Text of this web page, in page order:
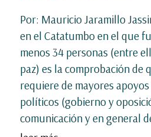
Por: Mauricio Jaramillo
en el Catatumbo en el que
menos 34 personas (entre
paz) es la comprobación de
requiere de mayores
políticos (gobierno y
comunicación y en general